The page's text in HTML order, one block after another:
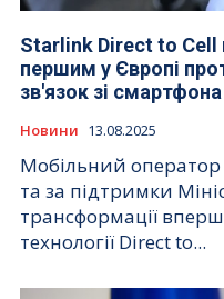
Starlink Direct to Cell
першим у Європі
зв'язок зі смартфона
Новини 13.08.2025
Мобільний оператор
та за підтримки
трансформації
технології Direct to...